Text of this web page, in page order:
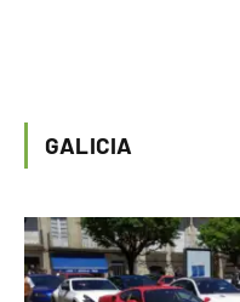
GALICIA